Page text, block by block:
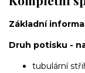
Základní
Druh potisku -
tubulární